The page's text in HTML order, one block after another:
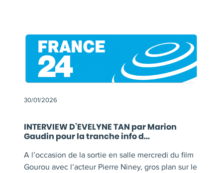
30/01/2026
INTERVIEW D’EVELYNE TAN par Marion
Gaudin pour la tranche info d...
A l’occasion de la sortie en salle mercredi du film
Gourou avec l’acteur Pierre Niney, gros plan sur le